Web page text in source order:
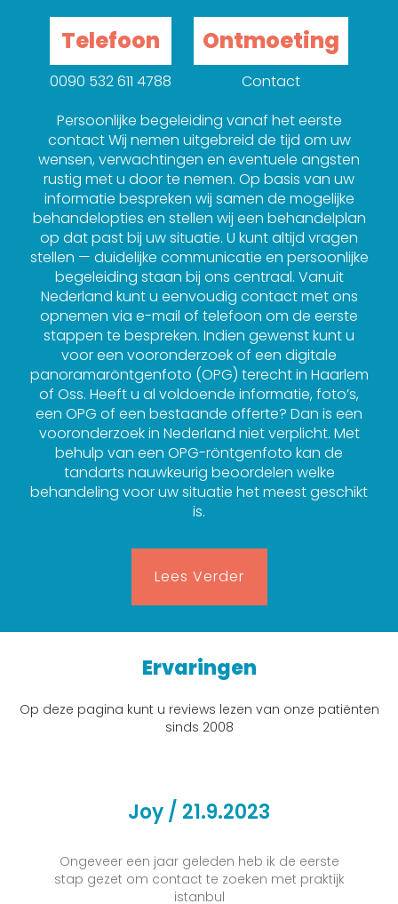
Telefoon
0090 532 611 4788
Ontmoeting
Contact
Persoonlijke begeleiding vanaf het eerste
contact Wij nemen uitgebreid de tijd om uw
wensen, verwachtingen en eventuele angsten
rustig met u door te nemen. Op basis van uw
informatie bespreken wij samen de mogelijke
behandelopties en stellen wij een behandelplan
op dat past bij uw situatie. U kunt altijd vragen
stellen — duidelijke communicatie en persoonlijke
begeleiding staan bij ons centraal. Vanuit
Nederland kunt u eenvoudig contact met ons
opnemen via e-mail of telefoon om de eerste
stappen te bespreken. Indien gewenst kunt u
voor een vooronderzoek of een digitale
panoramaröntgenfoto (OPG) terecht in Haarlem
of Oss. Heeft u al voldoende informatie, foto’s,
een OPG of een bestaande offerte? Dan is een
vooronderzoek in Nederland niet verplicht. Met
behulp van een OPG-röntgenfoto kan de
tandarts nauwkeurig beoordelen welke
behandeling voor uw situatie het meest geschikt
is.
Lees Verder
Ervaringen
Op deze pagina kunt u reviews lezen van onze patiënten
sinds 2008
Joy / 21.9.2023
Ongeveer een jaar geleden heb ik de eerste
stap gezet om contact te zoeken met praktijk
istanbul